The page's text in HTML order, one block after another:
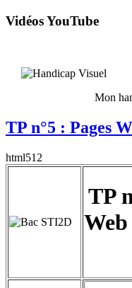
Vidéos YouTube
Mon
TP n°5 : Pages
html512
TP